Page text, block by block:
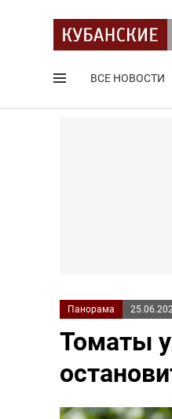
ВСЕ НОВОСТИ
Панорама
Томаты